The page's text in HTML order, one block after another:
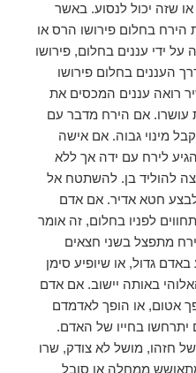
שזה יכול לנסוע. באשר
הירח בחלום פירושו הרס או
ידי עננים בחלום, פירושו
העננים בחלום פירושו
רואה עננים המכסים את
עושרו. אם הירח מדבר עם
מינוי גבוה. אם אישה
לירח עם ידה אך ללא
להוליד בן. להשתטח אל
לבצע חטא אדיר. אם אדם
לפניו בחלום, זה אומר
מתפצל בשני חצאים
גדול, או שיופיע סימן
באותה יישוב. אם אדם
אטום, או הופך לאדמדם
יתרחשו בחייו של האדם.
חזהו, מושל לא צודק, שרו
ממחלה או סובל